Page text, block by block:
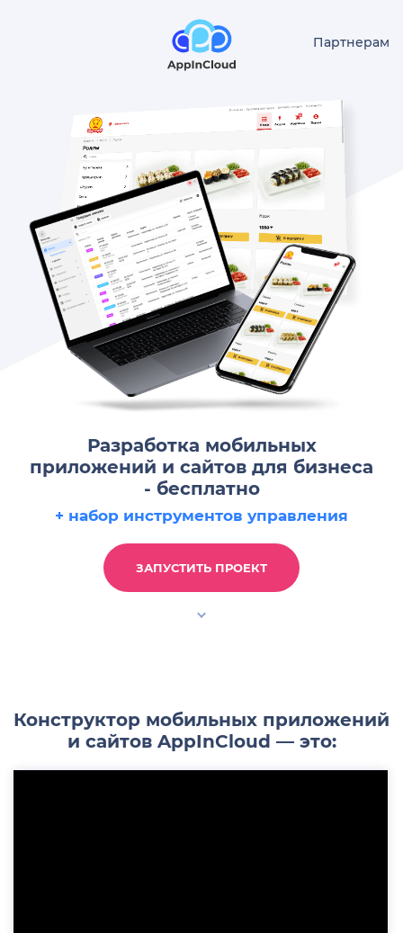
Партнерам
Разработка мобильных
приложений и сайтов для бизнеса
- бесплатно
+ набор инструментов управления
ЗАПУСТИТЬ ПРОЕКТ
Конструктор мобильных приложений
и сайтов AppInCloud — это: